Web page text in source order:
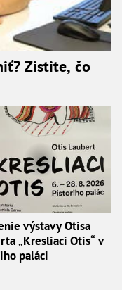
Zistite, čo
výstavy Otisa
„Kresliaci Otis“ v
paláci